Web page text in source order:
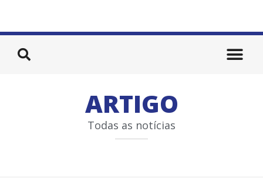
ARTIGO
Todas as notícias